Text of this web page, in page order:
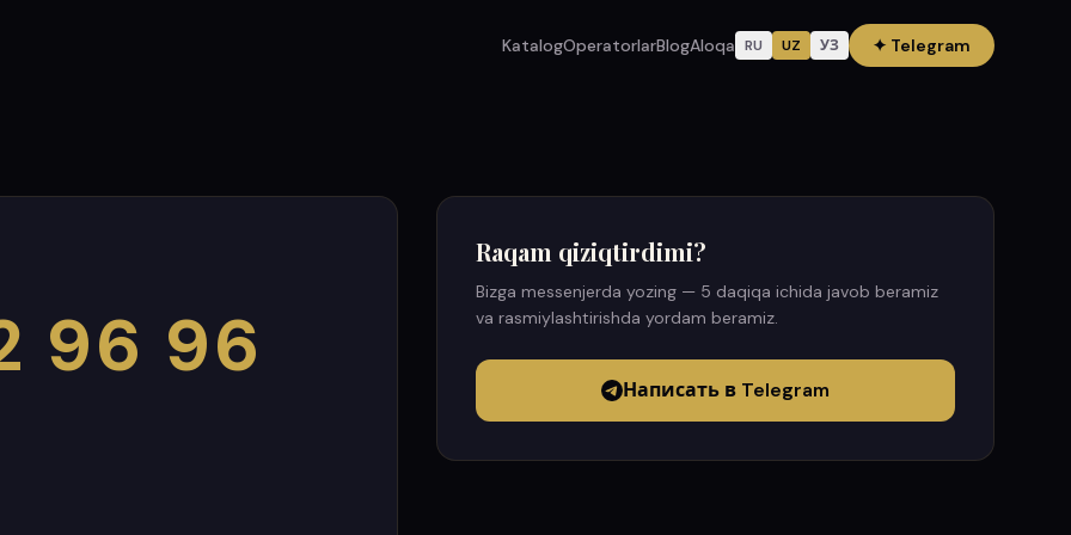
KatalogOperatorlarBlogAloqa RU UZ УЗ ✦ Telegram
96 96
Raqam qiziqtirdimi?
Bizga messenjerda yozing — 5 daqiqa ichida javob beramiz
va rasmiylashtirishda yordam beramiz.
Написать в Telegram